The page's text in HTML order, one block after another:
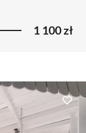
1 100 zł
Dodaj